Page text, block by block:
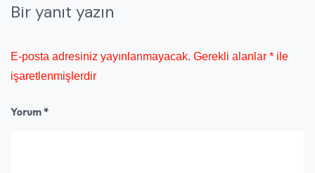
Bir yanıt yazın
E-posta adresiniz yayınlanmayacak. Gerekli alanlar * ile
işaretlenmişlerdir
Yorum*